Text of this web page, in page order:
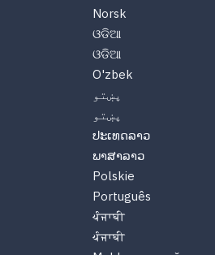
Norsk
ଓଡିଆ
ଓଡିଆ
O'zbek
پښتو
پښتو
ປະເທດລາວ
ພາສາລາວ
Polskie
Português
ਪੰਜਾਬੀ
ਪੰਜਾਬੀ